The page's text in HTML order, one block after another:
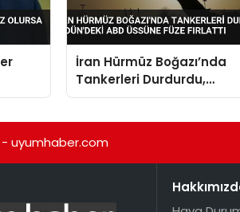
İran Hürmüz Boğazı’nda
Tankerleri Durdurdu,
Ürdün’deki ABD Üssüne
- uyumhaber.com